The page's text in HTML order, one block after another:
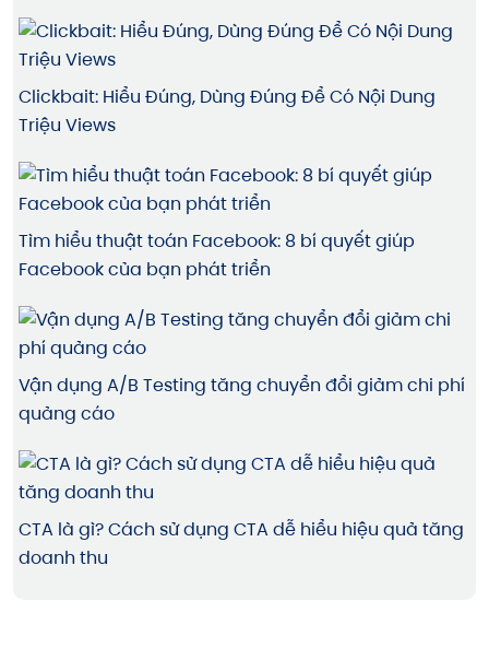
Clickbait: Hiểu Đúng, Dùng Đúng Để Có Nội Dung
Triệu Views
Tìm hiểu thuật toán Facebook: 8 bí quyết giúp
Facebook của bạn phát triển
Vận dụng A/B Testing tăng chuyển đổi giảm chi phí
quảng cáo
CTA là gì? Cách sử dụng CTA dễ hiểu hiệu quả tăng
doanh thu